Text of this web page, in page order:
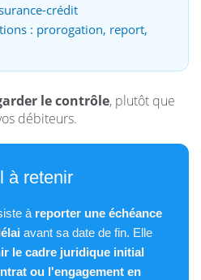
crédit
: prorogation, report,
le contrôle, plutôt que
débiteurs.
à retenir
à reporter une échéance
avant sa date de fin. Elle
le cadre juridique initial
ou l'engagement en